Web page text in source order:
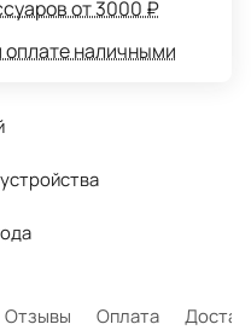
от 3000 ₽
оплате наличными
Отзывы Оплата